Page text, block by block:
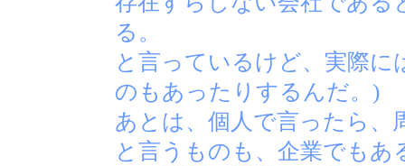
る。
と言っているけど、実際
のもあったりするんだ。)
あとは、個人で言ったら
と言うものも、企業でも